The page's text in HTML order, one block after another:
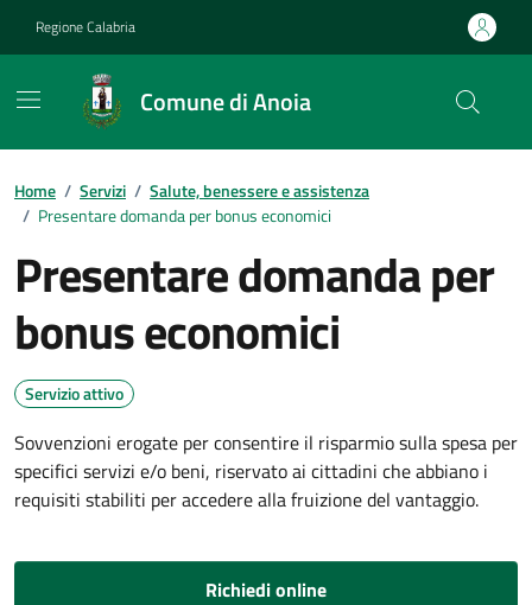
Regione Calabria
Comune di Anoia
Home / Servizi / Salute, benessere e assistenza
/ Presentare domanda per bonus economici
Presentare domanda per
bonus economici
Servizio attivo
Sovvenzioni erogate per consentire il risparmio sulla spesa per
specifici servizi e/o beni, riservato ai cittadini che abbiano i
requisiti stabiliti per accedere alla fruizione del vantaggio.
Richiedi online